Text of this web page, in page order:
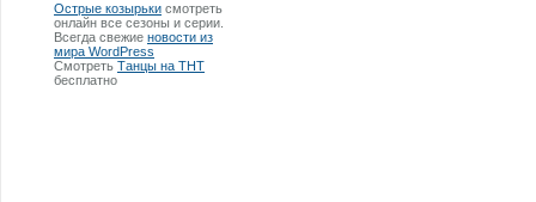
Острые козырьки смотреть
онлайн все сезоны и серии.
Всегда свежие новости из
мира WordPress
Смотреть Танцы на ТНТ
бесплатно